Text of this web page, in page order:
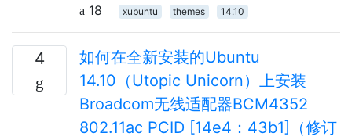
18
xubuntu themes 14.10
4
如何在全新安装的Ubuntu
14.10（Utopic Unicorn）上安装
Broadcom无线适配器BCM4352
802.11ac PCID [14e4：43b1]（修订